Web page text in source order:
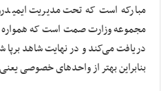
مبارکه است که تحت مدیریت
مجموعه وزارت صمت است که همواره
دریافت می‌کند و در نهایت شاهد
بنابراین بهتر از واحدهای خصوصی